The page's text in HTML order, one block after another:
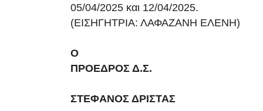
05/04/2025 και 12/04/2025.
(ΕΙΣΗΓΗΤΡΙΑ: ΛΑΦΑΖΑΝΗ ΕΛΕΝΗ)
Ο
ΠΡΟΕΔΡΟΣ Δ.Σ.
ΣΤΕΦΑΝΟΣ ΔΡΙΣΤΑΣ